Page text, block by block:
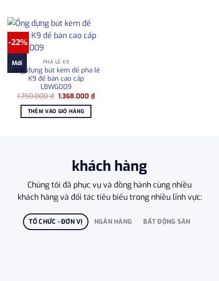
-22%
Mới PHA LÊ K9
Ống đựng bút kèm đế pha lê
K9 để bàn cao cấp
LBWG009
1.750.000₫ Giá
là:
1.750.000 ₫.
1.368.000 ₫Giá
hiện
THÊM VÀO GIỎ HÀNG
khách hàng
Chúng tôi đã phục vụ và đồng hành cùng nhiều
khách hàng và đối tác tiêu biểu trong nhiều lĩnh vực:
TỔ CHỨC - ĐƠN VỊ NGÂN HÀNG BẤT ĐỘNG SẢN